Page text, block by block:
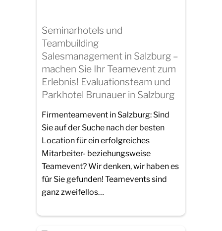
Seminarhotels und
Teambuilding
Salesmanagement in Salzburg –
machen Sie Ihr Teamevent zum
Erlebnis! Evaluationsteam und
Parkhotel Brunauer in Salzburg
Firmenteamevent in Salzburg: Sind
Sie auf der Suche nach der besten
Location für ein erfolgreiches
Mitarbeiter- beziehungsweise
Teamevent? Wir denken, wir haben es
für Sie gefunden! Teamevents sind
ganz zweifellos…